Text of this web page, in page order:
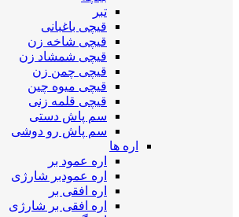
تبر
قیچی باغبانی
قیچی شاخه زن
قیچی شمشاد زن
قیچی چمن زن
قیچی میوه چین
قیچی قلمه زنی
سم پاش دستی
سم پاش رو دوشی
اره ها
اره عمود بر
اره عمودبر شارژی
اره افقی بر
اره افقی بر شارژی